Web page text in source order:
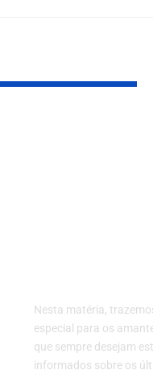
Nesta matéria,
especial para os
que sempre desejam
informados sobre os